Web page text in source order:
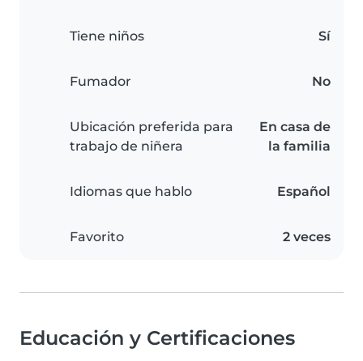
Tiene niños Sí
Fumador No
Ubicación preferida para
trabajo de niñera
En casa de
la familia
Idiomas que hablo Español
Favorito 2 veces
Educación y Certificaciones